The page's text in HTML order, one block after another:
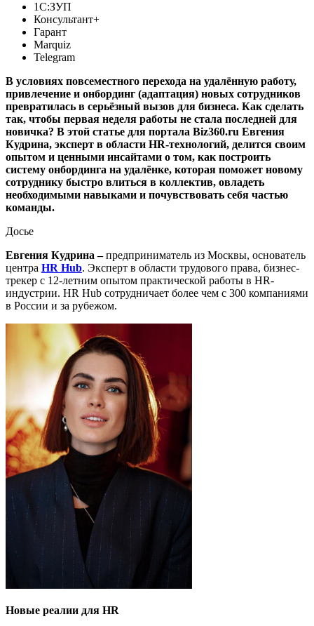
1С:ЗУП
Консультант+
Гарант
Marquiz
Telegram
В условиях повсеместного перехода на удалённую работу,
привлечение и онбординг (адаптация) новых сотрудников
превратилась в серьёзный вызов для бизнеса. Как сделать
так, чтобы первая неделя работы не стала последней для
новичка? В этой статье для портала Biz360.ru Евгения
Кудрина, эксперт в области HR-технологий, делится своим
опытом и ценными инсайтами о том, как построить
систему онбординга на удалёнке, которая поможет новому
сотруднику быстро влиться в коллектив, овладеть
необходимыми навыками и почувствовать себя частью
команды.
Досье
Евгения Кудрина–предприниматель из Москвы, основатель
центра HR Hub. Эксперт в области трудового права, бизнес-
трекер с 12-летним опытом практической работы в HR-
индустрии. HR Hub сотрудничает более чем с 300 компаниями
в России и за рубежом.
Новые реалии для HR